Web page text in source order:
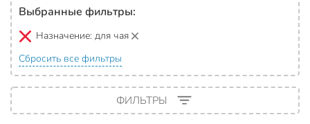
Выбранные фильтры:
Назначение: для чая
Сбросить все фильтры
ФИЛЬТРЫ